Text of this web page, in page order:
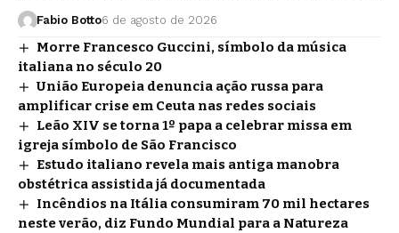
Fabio Botto6 de agosto de 2026
Morre Francesco Guccini, símbolo da música
italiana no século 20
União Europeia denuncia ação russa para
amplificar crise em Ceuta nas redes sociais
Leão XIV se torna 1º papa a celebrar missa em
igreja símbolo de São Francisco
Estudo italiano revela mais antiga manobra
obstétrica assistida já documentada
Incêndios na Itália consumiram 70 mil hectares
neste verão, diz Fundo Mundial para a Natureza